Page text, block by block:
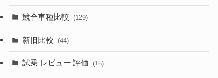
(328)
(253)
(85)
(84) (3)
(3) (5)
(7)
競合車種比較 (129)
新旧比較 (44)
試乗 レビュー 評価 (15)